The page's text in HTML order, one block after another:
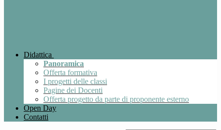
Didattica
Panoramica
Offerta formativa
I progetti delle classi
Pagine dei Docenti
Offerta progetto da parte di proponente esterno
Open Day
Contatti